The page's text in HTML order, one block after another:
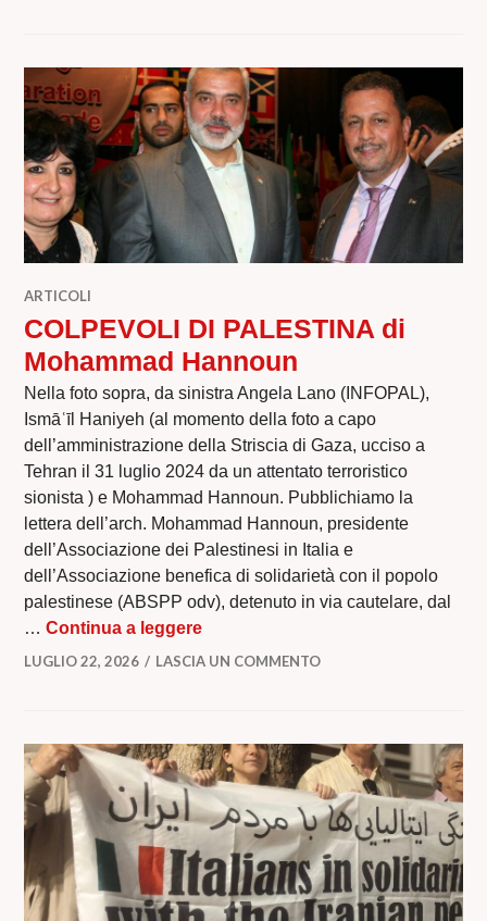
ARTICOLI
COLPEVOLI DI PALESTINA di
Mohammad Hannoun
Nella foto sopra, da sinistra Angela Lano (INFOPAL),
Ismāʿīl Haniyeh (al momento della foto a capo
dell’amministrazione della Striscia di Gaza, ucciso a
Tehran il 31 luglio 2024 da un attentato terroristico
sionista ) e Mohammad Hannoun. Pubblichiamo la
lettera dell’arch. Mohammad Hannoun, presidente
dell’Associazione dei Palestinesi in Italia e
dell’Associazione benefica di solidarietà con il popolo
palestinese (ABSPP odv), detenuto in via cautelare, dal
…Continua a leggereCOLPEVOLI DI PALESTINA di
LUGLIO 22, 2026 LASCIA UN COMMENTO